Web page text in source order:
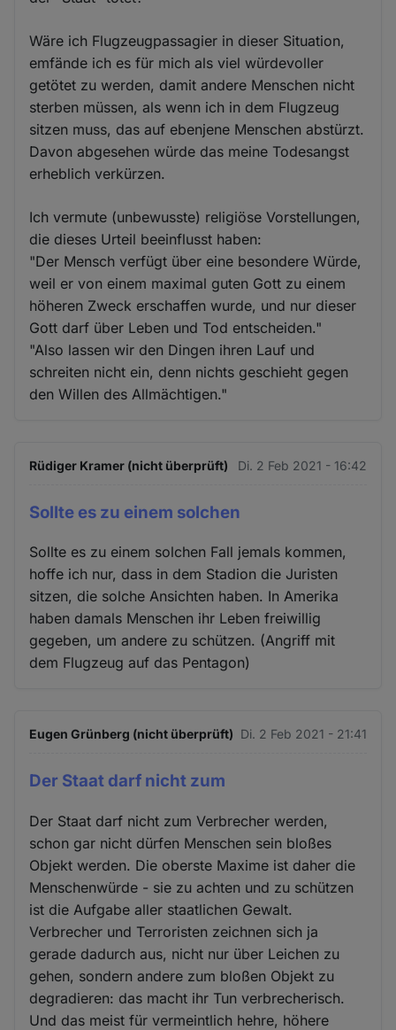
Wäre ich Flugzeugpassagier in dieser Situation,
emfände ich es für mich als viel würdevoller
getötet zu werden, damit andere Menschen nicht
sterben müssen, als wenn ich in dem Flugzeug
sitzen muss, das auf ebenjene Menschen abstürzt.
Davon abgesehen würde das meine Todesangst
erheblich verkürzen.
Ich vermute (unbewusste) religiöse Vorstellungen,
die dieses Urteil beeinflusst haben:
"Der Mensch verfügt über eine besondere Würde,
weil er von einem maximal guten Gott zu einem
höheren Zweck erschaffen wurde, und nur dieser
Gott darf über Leben und Tod entscheiden."
"Also lassen wir den Dingen ihren Lauf und
schreiten nicht ein, denn nichts geschieht gegen
den Willen des Allmächtigen."
Rüdiger Kramer (nicht überprüft) Di. 2 Feb 2021 - 16:42
Sollte es zu einem solchen
Sollte es zu einem solchen Fall jemals kommen,
hoffe ich nur, dass in dem Stadion die Juristen
sitzen, die solche Ansichten haben. In Amerika
haben damals Menschen ihr Leben freiwillig
gegeben, um andere zu schützen. (Angriff mit
dem Flugzeug auf das Pentagon)
Eugen Grünberg (nicht überprüft) Di. 2 Feb 2021 - 21:41
Der Staat darf nicht zum
Der Staat darf nicht zum Verbrecher werden,
schon gar nicht dürfen Menschen sein bloßes
Objekt werden. Die oberste Maxime ist daher die
Menschenwürde - sie zu achten und zu schützen
ist die Aufgabe aller staatlichen Gewalt.
Verbrecher und Terroristen zeichnen sich ja
gerade dadurch aus, nicht nur über Leichen zu
gehen, sondern andere zum bloßen Objekt zu
degradieren: das macht ihr Tun verbrecherisch.
Und das meist für vermeintlich hehre, höhere